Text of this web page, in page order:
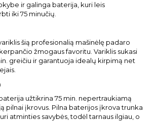
ir galinga baterija, kuri leis
iki 75 minučių.
šią profesionalią mašinėlę padaro
žmogaus favoritu. Variklis sukasi
greičiu ir garantuoja idealų kirpimą net
užtikrina 75 min. nepertraukiamą
pilnai įkrovus. Pilna baterijos įkrova trunka
atminties savybės, todėl tarnaus ilgiau, o